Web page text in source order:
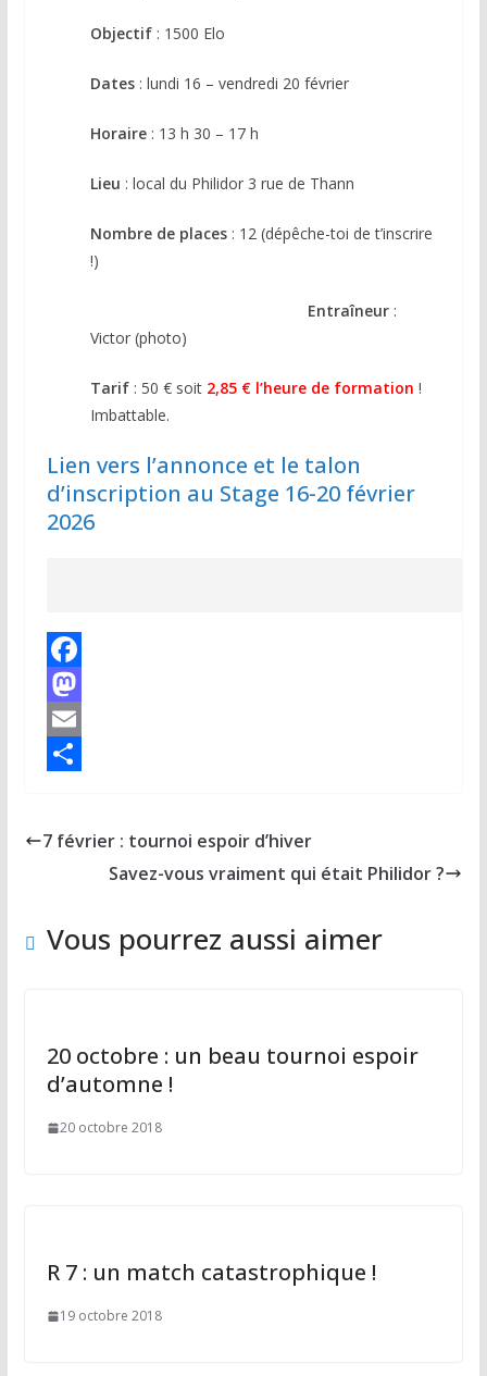
Objectif: 1500 Elo
Dates: lundi 16 – vendredi 20 février
Horaire: 13 h 30 – 17 h
Lieu : local du Philidor 3 rue de Thann
Nombre de places: 12 (dépêche-toi de t’inscrire
!)
Entraîneur:
Victor (photo)
Tarif: 50 € soit 2,85 € l’heure de formation !
Imbattable.
Lien vers l’annonce et le talon
d’inscription au Stage 16-20 février
2026
F
a
c
k
M
a
o
E
a
7 février : tournoi espoir d’hiver
Savez-vous vraiment qui était Philidor ?
Vous pourrez aussi aimer
20 octobre : un beau tournoi espoir
d’automne !
20 octobre 2018
R 7 : un match catastrophique !
19 octobre 2018